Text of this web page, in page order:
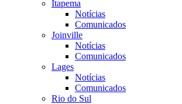
Itapema
Notícias
Comunicados
Joinville
Notícias
Comunicados
Lages
Notícias
Comunicados
Rio do Sul